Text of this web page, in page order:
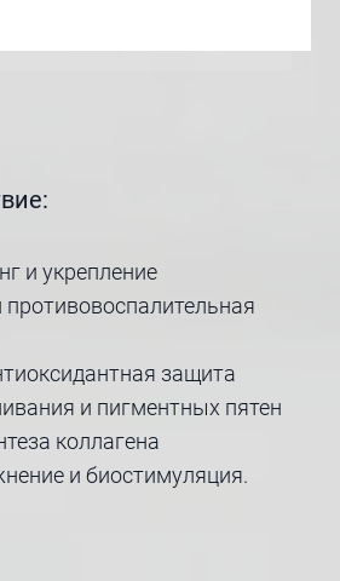
и укрепление
противовоспалительная
защита
и пигментных пятен
коллагена
и биостимуляция.